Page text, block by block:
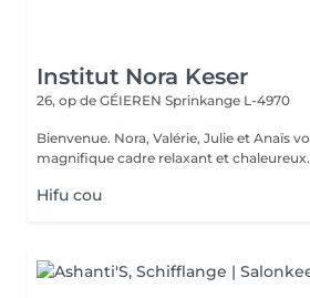
Institut Nora Keser
26, op de GÉIEREN Sprinkange L-4970
Bienvenue. Nora, Valérie, Julie et Anaïs vous accueillent dans un
magnifique cadre relaxant et chaleureux.
Hifu cou